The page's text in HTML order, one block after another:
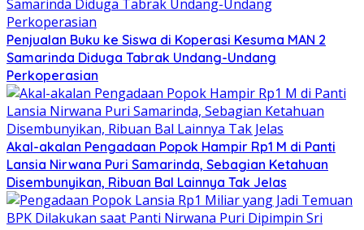
Penjualan Buku ke Siswa di Koperasi Kesuma MAN 2
Samarinda Diduga Tabrak Undang-Undang
Perkoperasian
Akal-akalan Pengadaan Popok Hampir Rp1 M di Panti
Lansia Nirwana Puri Samarinda, Sebagian Ketahuan
Disembunyikan, Ribuan Bal Lainnya Tak Jelas